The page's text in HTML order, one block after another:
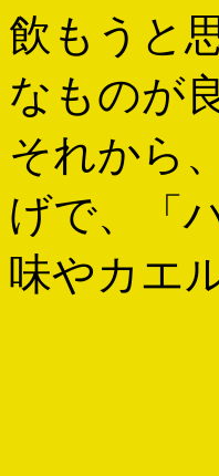
飲もうと
なものが
それから
げで、「
味やカエ